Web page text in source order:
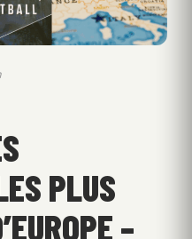
PLUS
–